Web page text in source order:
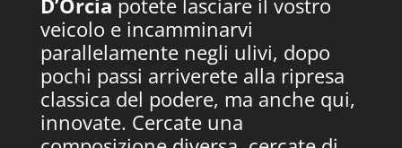
D’Orcia potete lasciare il vostro
veicolo e incamminarvi
parallelamente negli ulivi, dopo
pochi passi arriverete alla ripresa
classica del podere, ma anche qui,
innovate. Cercate una